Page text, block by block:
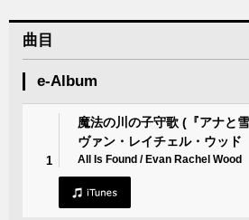
曲目
e-Album
1
魔法の川の子守歌 (『アナと
ヴァン・レイチェル・ウッド
All Is Found / Evan Rachel Wood